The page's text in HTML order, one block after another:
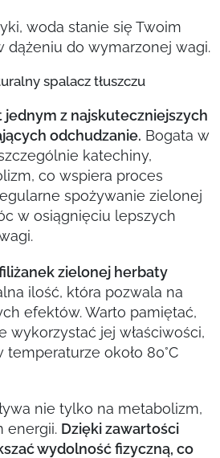
woda stanie się Twoim
dążeniu do wymarzonej wagi.
spalacz tłuszczu
z najskuteczniejszych
odchudzanie. Bogata w
katechiny,
co wspiera proces
spożywanie zielonej
w osiągnięciu lepszych
zielonej herbaty
ilość, która pozwala na
efektów. Warto pamiętać,
wykorzystać jej właściwości,
około 80°C
nie tylko na metabolizm,
energii. Dzięki zawartości
wydolność fizyczną, co